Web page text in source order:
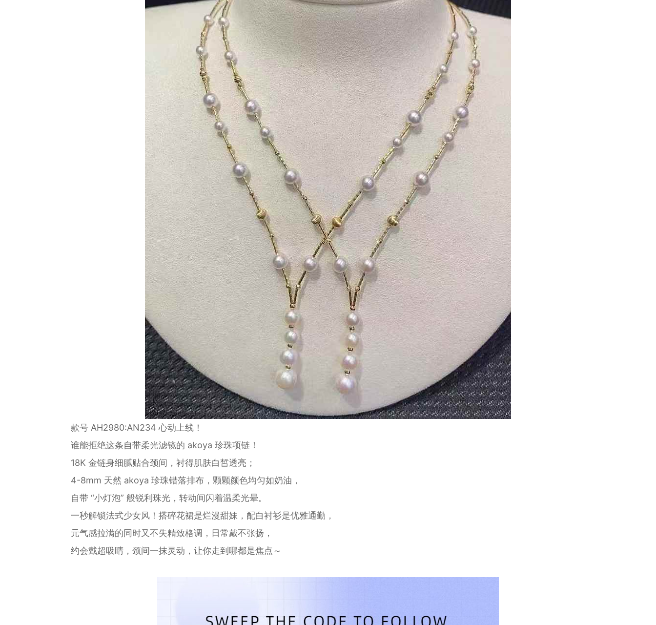
款号 AH2980:AN234 心动上线！
谁能拒绝这条自带柔光滤镜的 akoya 珍珠项链！
18K 金链身细腻贴合颈间，衬得肌肤白皙透亮；
4-8mm 天然 akoya 珍珠错落排布，颗颗颜色均匀如奶油，
自带 “小灯泡” 般锐利珠光，转动间闪着温柔光晕。
一秒解锁法式少女风！搭碎花裙是烂漫甜妹，配白衬衫是优雅通勤，
元气感拉满的同时又不失精致格调，日常戴不张扬，
约会戴超吸睛，颈间一抹灵动，让你走到哪都是焦点～